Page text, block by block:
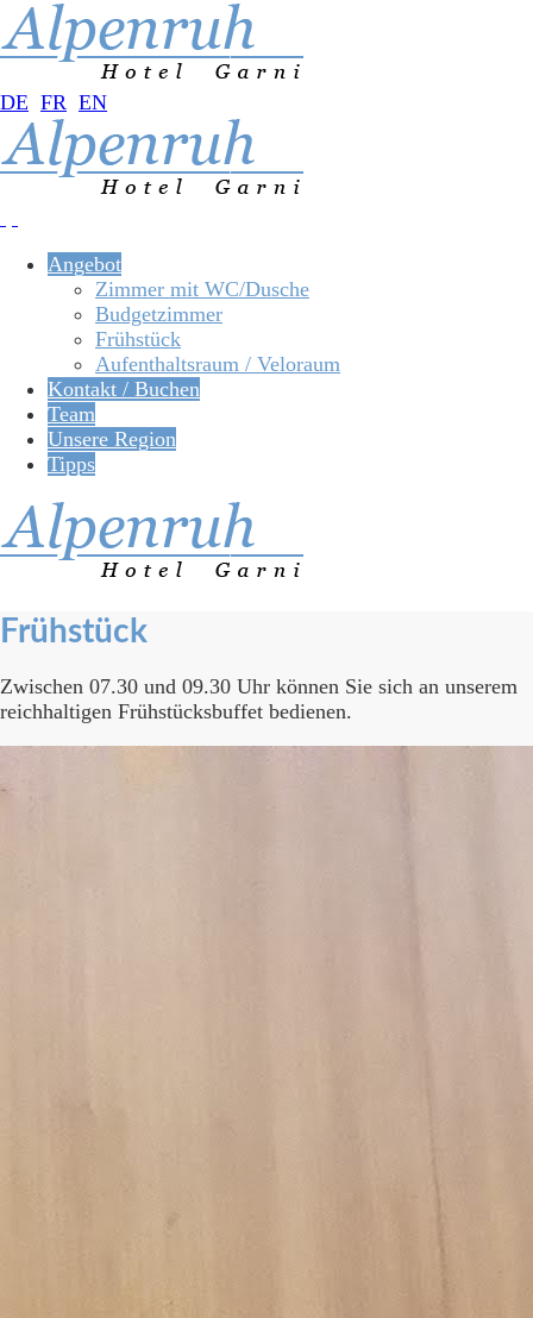
DE FR EN
Angebot
Zimmer mit WC/Dusche
Budgetzimmer
Frühstück
Aufenthaltsraum / Veloraum
Kontakt / Buchen
Team
Unsere Region
Tipps
Frühstück
Zwischen 07.30 und 09.30 Uhr können Sie sich an unserem
reichhaltigen Frühstücksbuffet bedienen.